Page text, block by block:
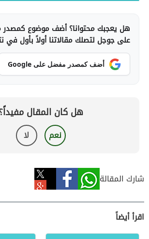
هل يعجبك محتوانا؟ أضف موضوع
على جوجل لتصلك مقالاتنا أولاً بأول في
أضف كمصدر مفضل على Google
هل كان المقال
نعم لا
شارك المقالة
اقرأ أيضاً